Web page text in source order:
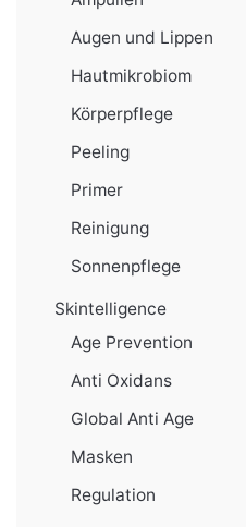
Augen und Lippen
Hautmikrobiom
Körperpflege
Peeling
Primer
Reinigung
Sonnenpflege
Skintelligence
Age Prevention
Anti Oxidans
Global Anti Age
Masken
Regulation